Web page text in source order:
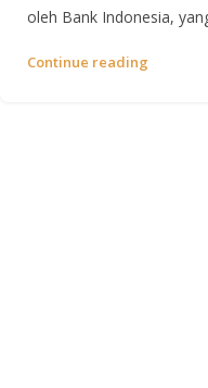
oleh Bank Indonesia,
Continue reading